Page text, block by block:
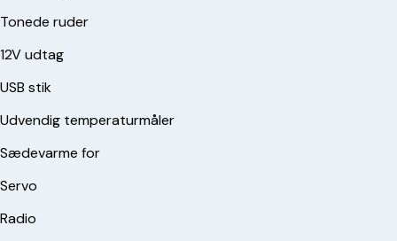
Tonede ruder
12V udtag
USB stik
Udvendig temperaturmåler
Sædevarme for
Servo
Radio